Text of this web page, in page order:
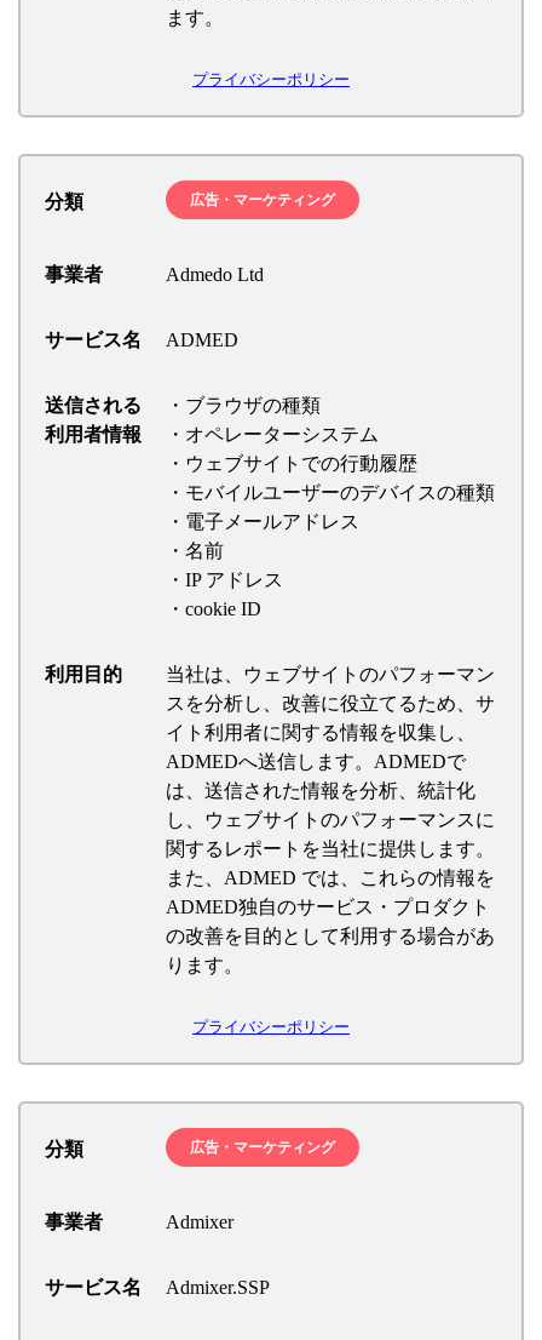
ます。
プライバシーポリシー
分類 広告・マーケティング
事業者 Admedo Ltd
サービス名 ADMED
送信される
利用者情報
・ブラウザの種類
・オペレーターシステム
・ウェブサイトでの行動履歴
・モバイルユーザーのデバイスの種類
・電子メールアドレス
・名前
・IP アドレス
・cookie ID
利用目的
当社は、ウェブサイトのパフォーマン
スを分析し、改善に役立てるため、サ
イト利用者に関する情報を収集し、
ADMEDへ送信します。ADMEDで
は、送信された情報を分析、統計化
し、ウェブサイトのパフォーマンスに
関するレポートを当社に提供します。
また、ADMED では、これらの情報を
ADMED独自のサービス・プロダクト
の改善を目的として利用する場合があ
ります。
プライバシーポリシー
分類 広告・マーケティング
事業者 Admixer
サービス名 Admixer.SSP